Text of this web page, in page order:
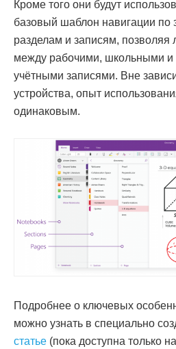
Кроме того они будут
базовый шаблон навигации по
разделам и записям, позволяя
между рабочими, школьными
учётными записями. Вне
устройства, опыт
одинаковым.
Подробнее о ключевых
можно узнать в специально
статье (пока доступна только